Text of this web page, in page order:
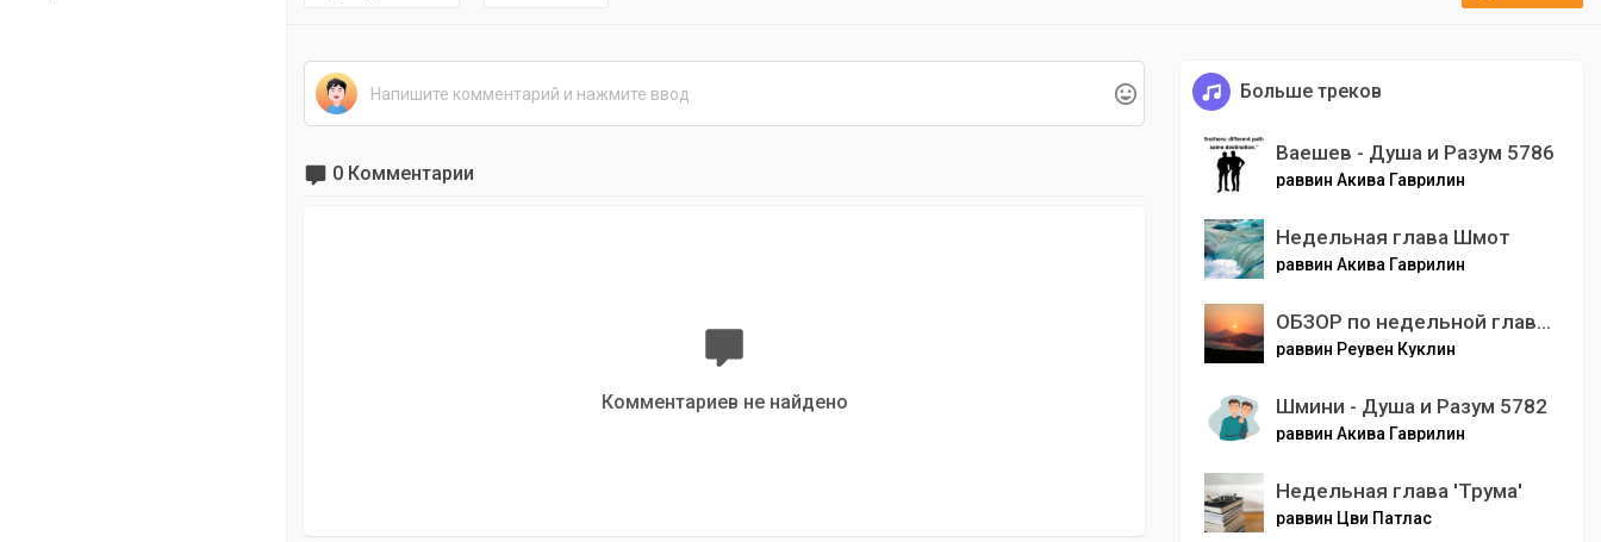
0 Комментарии
Комментариев не найдено
Больше треков
Ваешев - Душа и Разум 5786
раввин Акива Гаврилин
Недельная глава Шмот
раввин Акива Гаврилин
ОБЗОР по недельной главе ХУКАТ
раввин Реувен Куклин
Шмини - Душа и Разум 5782
раввин Акива Гаврилин
Недельная глава 'Трума'
раввин Цви Патлас